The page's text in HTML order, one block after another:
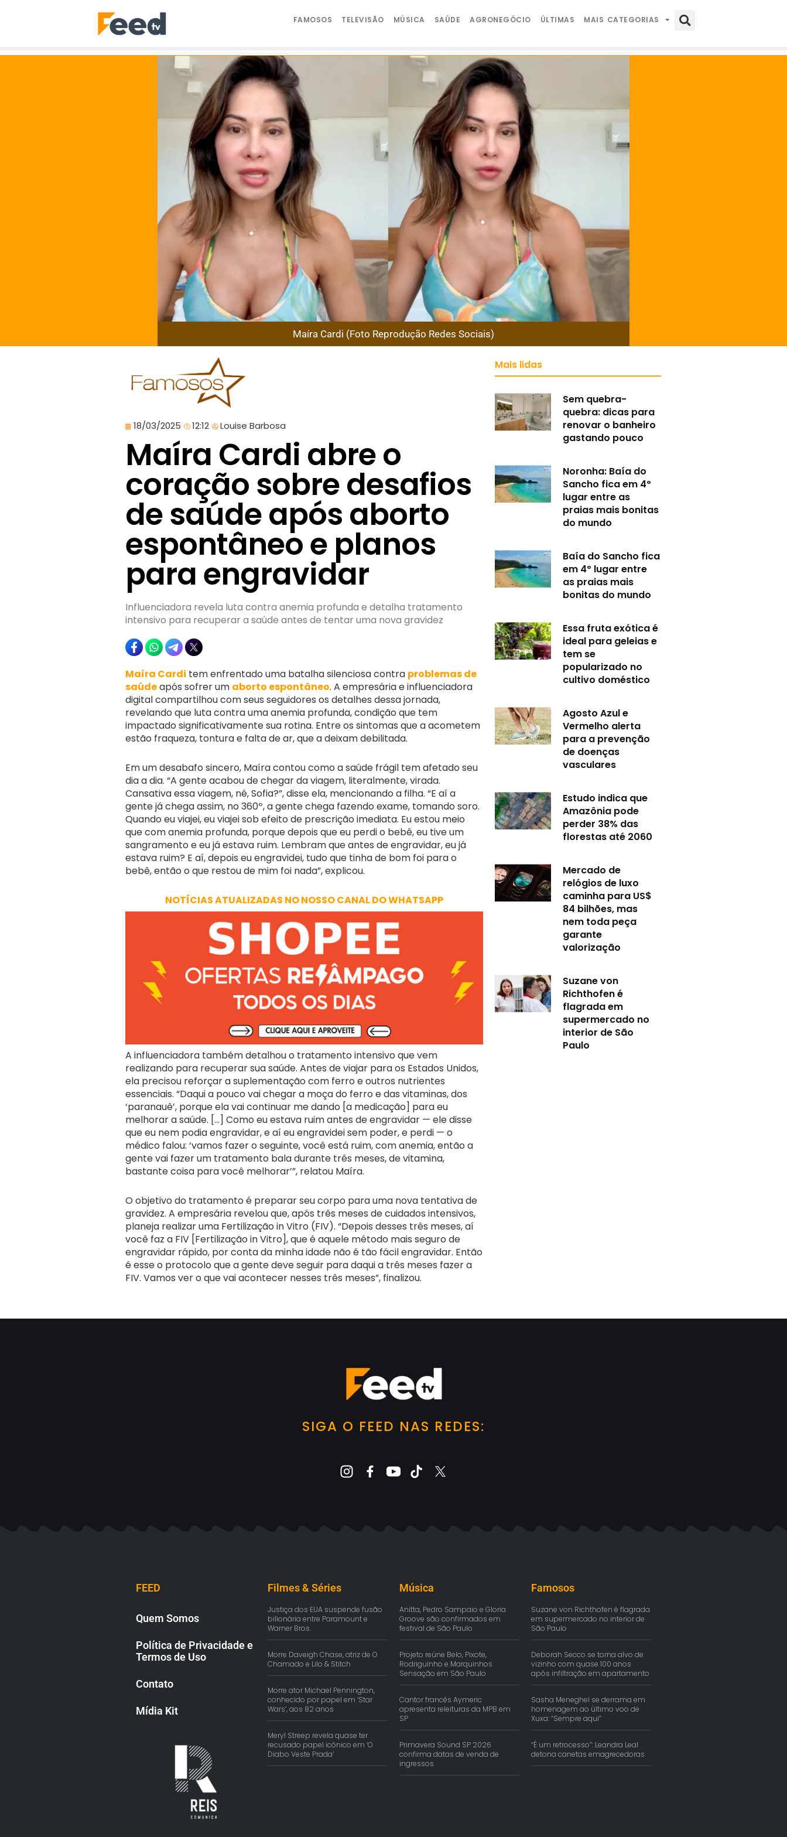
FAMOSOS TELEVISÃO MÚSICA SAÚDE AGRONEGÓCIO ÚLTIMAS MAIS CATEGORIAS
Maíra Cardi (Foto Reprodução Redes Sociais)
18/03/2025 12:12 Louise Barbosa
Maíra Cardi abre o
coração sobre desafios
de saúde após aborto
espontâneo e planos
para engravidar
Influenciadora revela luta contra anemia profunda e detalha tratamento
intensivo para recuperar a saúde antes de tentar uma nova gravidez
Maíra Cardi tem enfrentado uma batalha silenciosa contra problemas de
saúdeapós sofrer um aborto espontâneo. A empresária e influenciadora
digital compartilhou com seus seguidores os detalhes dessa jornada,
revelando que luta contra uma anemia profunda, condição que tem
impactado significativamente sua rotina. Entre os sintomas que a acometem
estão fraqueza, tontura e falta de ar, que a deixam debilitada.
Em um desabafo sincero, Maíra contou como a saúde frágil tem afetado seu
dia a dia. “A gente acabou de chegar da viagem, literalmente, virada.
Cansativa essa viagem, né, Sofia?”, disse ela, mencionando a filha. “E aí a
gente já chega assim, no 360º, a gente chega fazendo exame, tomando soro.
Quando eu viajei, eu viajei sob efeito de prescrição imediata. Eu estou meio
que com anemia profunda, porque depois que eu perdi o bebê, eu tive um
sangramento e eu já estava ruim. Lembram que antes de engravidar, eu já
estava ruim? E aí, depois eu engravidei, tudo que tinha de bom foi para o
bebê, então o que restou de mim foi nada”, explicou.
NOTÍCIAS ATUALIZADAS NO NOSSO CANAL DO WHATSAPP
A influenciadora também detalhou o tratamento intensivo que vem
realizando para recuperar sua saúde. Antes de viajar para os Estados Unidos,
ela precisou reforçar a suplementação com ferro e outros nutrientes
essenciais. “Daqui a pouco vai chegar a moça do ferro e das vitaminas, dos
‘paranauê’, porque ela vai continuar me dando [a medicação] para eu
melhorar a saúde. […] Como eu estava ruim antes de engravidar — ele disse
que eu nem podia engravidar, e aí eu engravidei sem poder, e perdi — o
médico falou: ‘vamos fazer o seguinte, você está ruim, com anemia, então a
gente vai fazer um tratamento bala durante três meses, de vitamina,
bastante coisa para você melhorar’”, relatou Maíra.
O objetivo do tratamento é preparar seu corpo para uma nova tentativa de
gravidez. A empresária revelou que, após três meses de cuidados intensivos,
planeja realizar uma Fertilização in Vitro (FIV). “Depois desses três meses, aí
você faz a FIV [Fertilização in Vitro], que é aquele método mais seguro de
engravidar rápido, por conta da minha idade não é tão fácil engravidar. Então
é esse o protocolo que a gente deve seguir para daqui a três meses fazer a
FIV. Vamos ver o que vai acontecer nesses três meses”, finalizou.
Mais lidas
Sem quebra-
quebra: dicas para
renovar o banheiro
gastando pouco
Noronha: Baía do
Sancho fica em 4º
lugar entre as
praias mais bonitas
do mundo
Baía do Sancho fica
em 4º lugar entre
as praias mais
bonitas do mundo
Essa fruta exótica é
ideal para geleias e
tem se
popularizado no
cultivo doméstico
Agosto Azul e
Vermelho alerta
para a prevenção
de doenças
vasculares
Estudo indica que
Amazônia pode
perder 38% das
florestas até 2060
Mercado de
relógios de luxo
caminha para US$
84 bilhões, mas
nem toda peça
garante
valorização
Suzane von
Richthofen é
flagrada em
supermercado no
interior de São
Paulo
SIGA O FEED NAS REDES:
FEED
Quem Somos
Política de Privacidade e
Termos de Uso
Contato
Mídia Kit
Filmes & Séries
Justiça dos EUA suspende fusão
bilionária entre Paramount e
Warner Bros.
Morre Daveigh Chase, atriz de O
Chamado e Lilo & Stitch
Morre ator Michael Pennington,
conhecido por papel em ‘Star
Wars’, aos 82 anos
Meryl Streep revela quase ter
recusado papel icônico em ‘O
Diabo Veste Prada’
Música
Anitta, Pedro Sampaio e Gloria
Groove são confirmados em
festival de São Paulo
Projeto reúne Belo, Pixote,
Rodriguinho e Marquinhos
Sensação em São Paulo
Cantor francês Aymeric
apresenta releituras da MPB em
SP
Primavera Sound SP 2026
confirma datas de venda de
ingressos
Famosos
Suzane von Richthofen é flagrada
em supermercado no interior de
São Paulo
Deborah Secco se torna alvo de
vizinho com quase 100 anos
após infiltração em apartamento
Sasha Meneghel se derrama em
homenagem ao último voo de
Xuxa: “Sempre aqui”
“É um retrocesso”: Leandra Leal
detona canetas emagrecedoras